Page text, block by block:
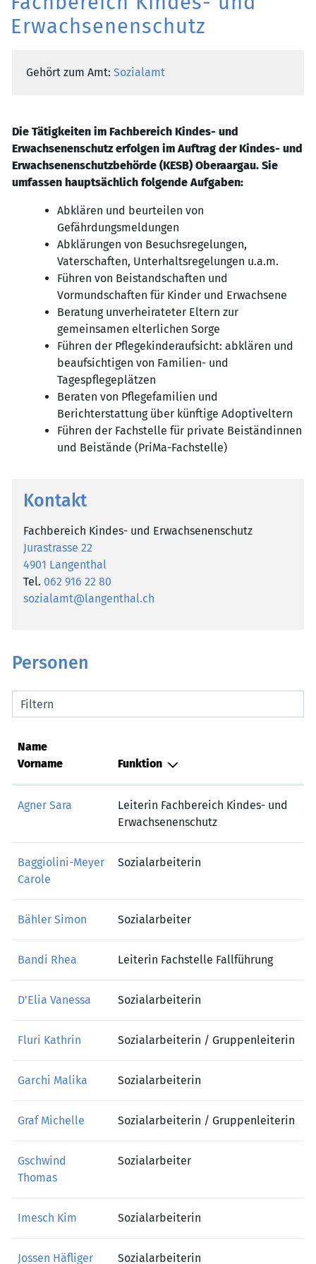
Erwachsenenschutz
Gehört zum Amt: Sozialamt
Die Tätigkeiten im Fachbereich Kindes- und
Erwachsenenschutz erfolgen im Auftrag der Kindes- und
Erwachsenenschutzbehörde (KESB) Oberaargau. Sie
umfassen hauptsächlich folgende Aufgaben:
Abklären und beurteilen von
Gefährdungsmeldungen
Abklärungen von Besuchsregelungen,
Vaterschaften, Unterhaltsregelungen u.a.m.
Führen von Beistandschaften und
Vormundschaften für Kinder und Erwachsene
Beratung unverheirateter Eltern zur
gemeinsamen elterlichen Sorge
Führen der Pflegekinderaufsicht: abklären und
beaufsichtigen von Familien- und
Tagespflegeplätzen
Beraten von Pflegefamilien und
Berichterstattung über künftige Adoptiveltern
Führen der Fachstelle für private Beiständinnen
und Beistände (PriMa-Fachstelle)
Kontakt
Fachbereich Kindes- und Erwachsenenschutz
Jurastrasse 22
4901 Langenthal
Tel. 062 916 22 80
sozialamt@langenthal.ch
Personen
Filtern
Name
Vorname
Funktion
Agner Sara
Leiterin Fachbereich Kindes- und
Erwachsenenschutz
Baggiolini-Meyer
Carole
Sozialarbeiterin
Bähler Simon Sozialarbeiter
Bandi Rhea Leiterin Fachstelle Fallführung
D'Elia Vanessa Sozialarbeiterin
Fluri Kathrin Sozialarbeiterin / Gruppenleiterin
Garchi Malika Sozialarbeiterin
Graf Michelle Sozialarbeiterin / Gruppenleiterin
Gschwind
Thomas
Sozialarbeiter
Imesch Kim Sozialarbeiterin
Jossen Häfliger Sozialarbeiterin
Zugehörige Objekte